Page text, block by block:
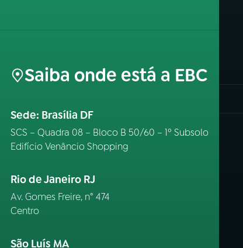
Saiba onde está a EBC
Sede: Brasília DF
SCS – Quadra 08 – Bloco B 50/60 – 1º Subsolo
Edifício Venâncio Shopping
Rio de Janeiro RJ
Av. Gomes Freire, n° 474
Centro
São Luís MA